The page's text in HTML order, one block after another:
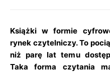
Książki w formie
rynek czytelniczy. To
niż parę lat temu
Taka forma czytania